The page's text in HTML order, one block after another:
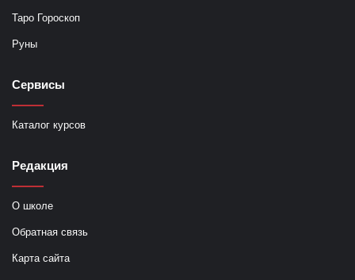
Таро Гороскоп
Руны
Сервисы
Каталог курсов
Редакция
О школе
Обратная связь
Карта сайта